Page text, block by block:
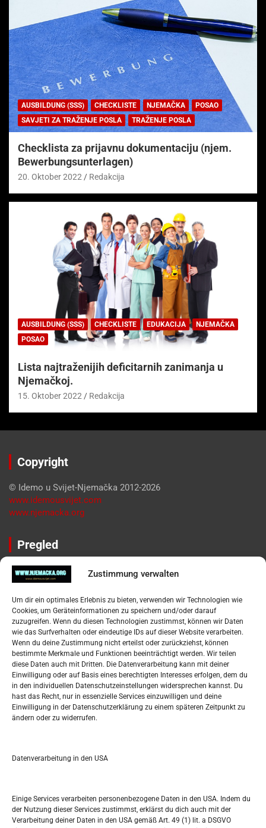
Zustimmung verwalten
Um dir ein optimales Erlebnis zu bieten, verwenden wir Technologien wie
Cookies, um Geräteinformationen zu speichern und/oder darauf
zuzugreifen. Wenn du diesen Technologien zustimmst, können wir Daten
wie das Surfverhalten oder eindeutige IDs auf dieser Website verarbeiten.
Wenn du deine Zustimmung nicht erteilst oder zurückziehst, können
bestimmte Merkmale und Funktionen beeinträchtigt werden. Wir teilen
diese Daten auch mit Dritten. Die Datenverarbeitung kann mit deiner
Einwilligung oder auf Basis eines berechtigten Interesses erfolgen, dem du
in den individuellen Datenschutzeinstellungen widersprechen kannst. Du
hast das Recht, nur in essenzielle Services einzuwilligen und deine
Einwilligung in der Datenschutzerklärung zu einem späteren Zeitpunkt zu
ändern oder zu widerrufen.
Datenverarbeitung in den USA
Einige Services verarbeiten personenbezogene Daten in den USA. Indem du
der Nutzung dieser Services zustimmst, erklärst du dich auch mit der
Verarbeitung deiner Daten in den USA gemäß Art. 49 (1) lit. a DSGVO
AUSBILDUNG (SSS) CHECKLISTE NJEMAČKA
POSAO
SAVJETI ZA TRAŽENJE POSLA
TRAŽENJE POSLA
Checklista za prijavnu dokumentaciju (njem.
Bewerbungsunterlagen)
20. Oktober 2022 Redakcija
AUSBILDUNG (SSS) CHECKLISTE EDUKACIJA
NJEMAČKA
POSAO
Lista najtraženijih deficitarnih zanimanja u
Njemačkoj.
15. Oktober 2022 Redakcija
Copyright
© Idemo u Svijet-Njemačka 2012-2026
www.idemousvijet.com
www.njemacka.org
Pregled
Impressum
Datenschutzerklärung
Widerufsbelehrung
Oglašavanje / Postavite svoj oglas
Tko je “Idemo u Svijet – Njemačka?
Pretražite stranicu:
S
e
a
h
M D M D F S S
1